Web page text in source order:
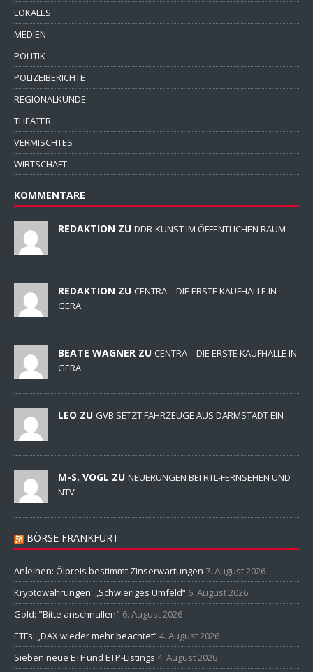
LOKALES
MEDIEN
POLITIK
POLIZEIBERICHTE
REGIONALKUNDE
THEATER
VERMISCHTES
WIRTSCHAFT
KOMMENTARE
REDAKTION ZU DDR-KUNST IM ÖFFENTLICHEN RAUM
REDAKTION ZU CENTRA – DIE ERSTE KAUFHALLE IN
GERA
BEATE WAGNER ZU CENTRA – DIE ERSTE KAUFHALLE IN
GERA
LEO ZU GVB SETZT FAHRZEUGE AUS DARMSTADT EIN
M-S. VOGL ZU NEUERUNGEN BEI RTL-FERNSEHEN UND
NTV
BÖRSE FRANKFURT
Anleihen: Ölpreis bestimmt Zinserwartungen 7. August 2026
Kryptowährungen: „Schwieriges Umfeld“ 6. August 2026
Gold: "Bitte anschnallen" 6. August 2026
ETFs: „DAX wieder mehr beachtet“4. August 2026
Sieben neue ETF und ETP-Listings 4. August 2026